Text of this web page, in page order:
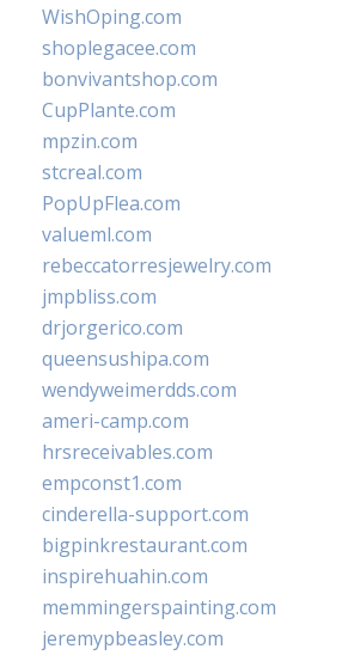
WishOping.com
shoplegacee.com
bonvivantshop.com
CupPlante.com
mpzin.com
stcreal.com
PopUpFlea.com
valueml.com
rebeccatorresjewelry.com
jmpbliss.com
drjorgerico.com
queensushipa.com
wendyweimerdds.com
ameri-camp.com
hrsreceivables.com
empconst1.com
cinderella-support.com
bigpinkrestaurant.com
inspirehuahin.com
memmingerspainting.com
jeremypbeasley.com